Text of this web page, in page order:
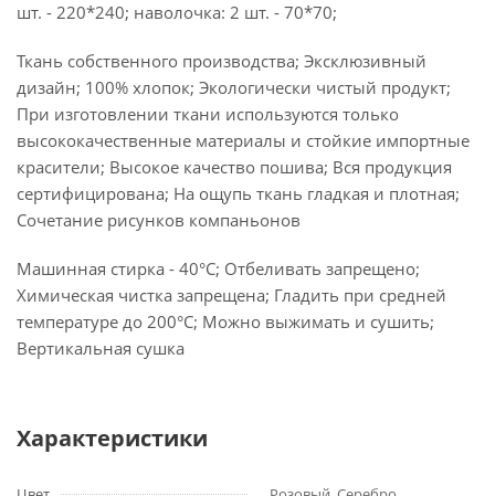
шт. - 220*240; наволочка: 2 шт. - 70*70;
Ткань собственного производства; Эксклюзивный
дизайн; 100% хлопок; Экологически чистый продукт;
При изготовлении ткани используются только
высококачественные материалы и стойкие импортные
красители; Высокое качество пошива; Вся продукция
сертифицирована; На ощупь ткань гладкая и плотная;
Сочетание рисунков компаньонов
Машинная стирка - 40°C; Отбеливать запрещено;
Химическая чистка запрещена; Гладить при средней
температуре до 200°С; Можно выжимать и сушить;
Вертикальная сушка
Характеристики